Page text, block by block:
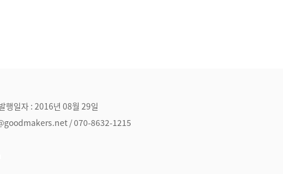
행일자 : 2016년 08월 29일
/ 070-8632-1215